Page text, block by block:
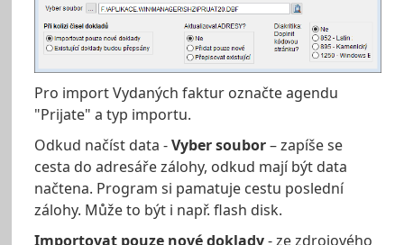
Pro import Vydaných faktur označte agendu
"Prijate" a typ importu.
Odkud načíst data -Vyber soubor– zapíše se
cesta do adresáře zálohy, odkud mají být data
načtena. Program si pamatuje cestu poslední
zálohy. Může to být i např. flash disk.
Importovat pouze nové doklady- ze zdrojového